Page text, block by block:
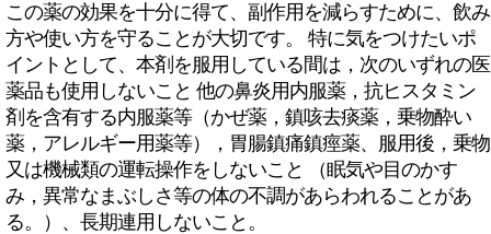
この薬の効果を十分に得て、副作用を減らすために、飲み
方や使い方を守ることが大切です。 特に気をつけたいポ
イントとして、本剤を服用している間は，次のいずれの医
薬品も使用しないこと 他の鼻炎用内服薬，抗ヒスタミン
剤を含有する内服薬等（かぜ薬，鎮咳去痰薬，乗物酔い
薬，アレルギー用薬等），胃腸鎮痛鎮痙薬、服用後，乗物
又は機械類の運転操作をしないこと （眠気や目のかす
み，異常なまぶしさ等の体の不調があらわれることがあ
る。）、長期連用しないこと。